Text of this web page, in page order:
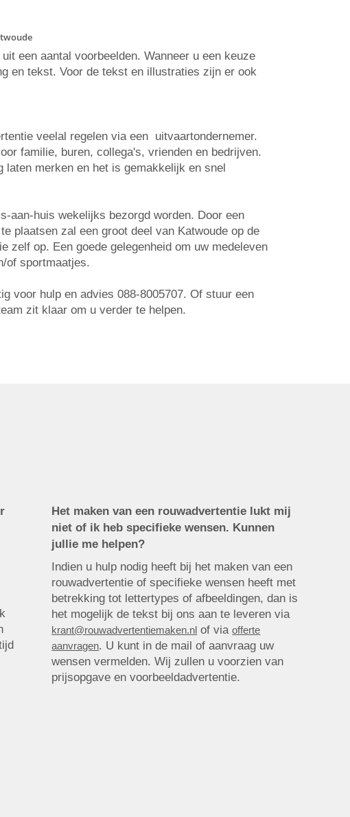
een aantal voorbeelden. Wanneer u een keuze
en tekst. Voor de tekst en illustraties zijn er ook
veelal regelen via een uitvaartondernemer.
familie, buren, collega's, vrienden en bedrijven.
laten merken en het is gemakkelijk en snel
aan-huis wekelijks bezorgd worden. Door een
plaatsen zal een groot deel van Katwoude op de
zelf op. Een goede gelegenheid om uw medeleven
of sportmaatjes.
voor hulp en advies 088-8005707. Of stuur een
zit klaar om u verder te helpen.
Het maken van een rouwadvertentie lukt mij
niet of ik heb specifieke wensen. Kunnen
jullie me helpen?
Indien u hulp nodig heeft bij het maken van een
rouwadvertentie of specifieke wensen heeft met
betrekking tot lettertypes of afbeeldingen, dan is
het mogelijk de tekst bij ons aan te leveren via
krant@rouwadvertentiemaken.nl of viaofferte
aanvragen. U kunt in de mail of aanvraag uw
wensen vermelden. Wij zullen u voorzien van
prijsopgave en voorbeeldadvertentie.